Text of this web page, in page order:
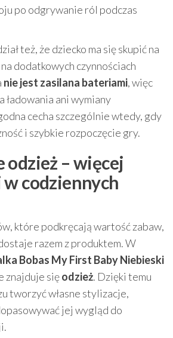
po odgrywanie ról podczas
też, że dziecko ma się skupić na
dodatkowych czynnościach
nie jest zasilana bateriami, więc
ładowania ani wymiany
cecha szczególnie wtedy, gdy
i szybkie rozpoczęcie gry.
odzież – więcej
codziennych
które podkręcają wartość zabaw,
razem z produktem. W
Bobas My First Baby Niebieski
znajduje sięodzież. Dzięki temu
tworzyć własne stylizacje,
jej wygląd do